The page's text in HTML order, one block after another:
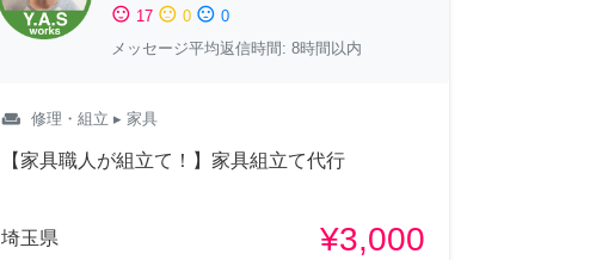
sentiment_satisfied 17 sentiment_neutral 0 sentiment_dissatisfied 0
メッセージ平均返信時間: 8時間以内
weekend 修理・組立 ▸ 家具
【家具職人が組立て！】家具組立て代行
埼玉県 ¥3,000